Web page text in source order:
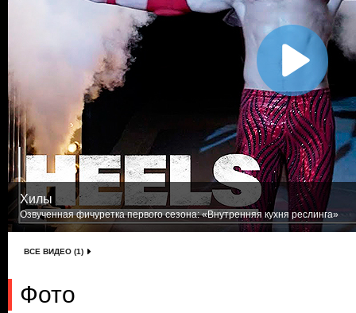
Хилы
Озвученная фичуретка первого сезона: «Внутренняя кухня реслинга»
ВСЕ ВИДЕО (1)
Фото